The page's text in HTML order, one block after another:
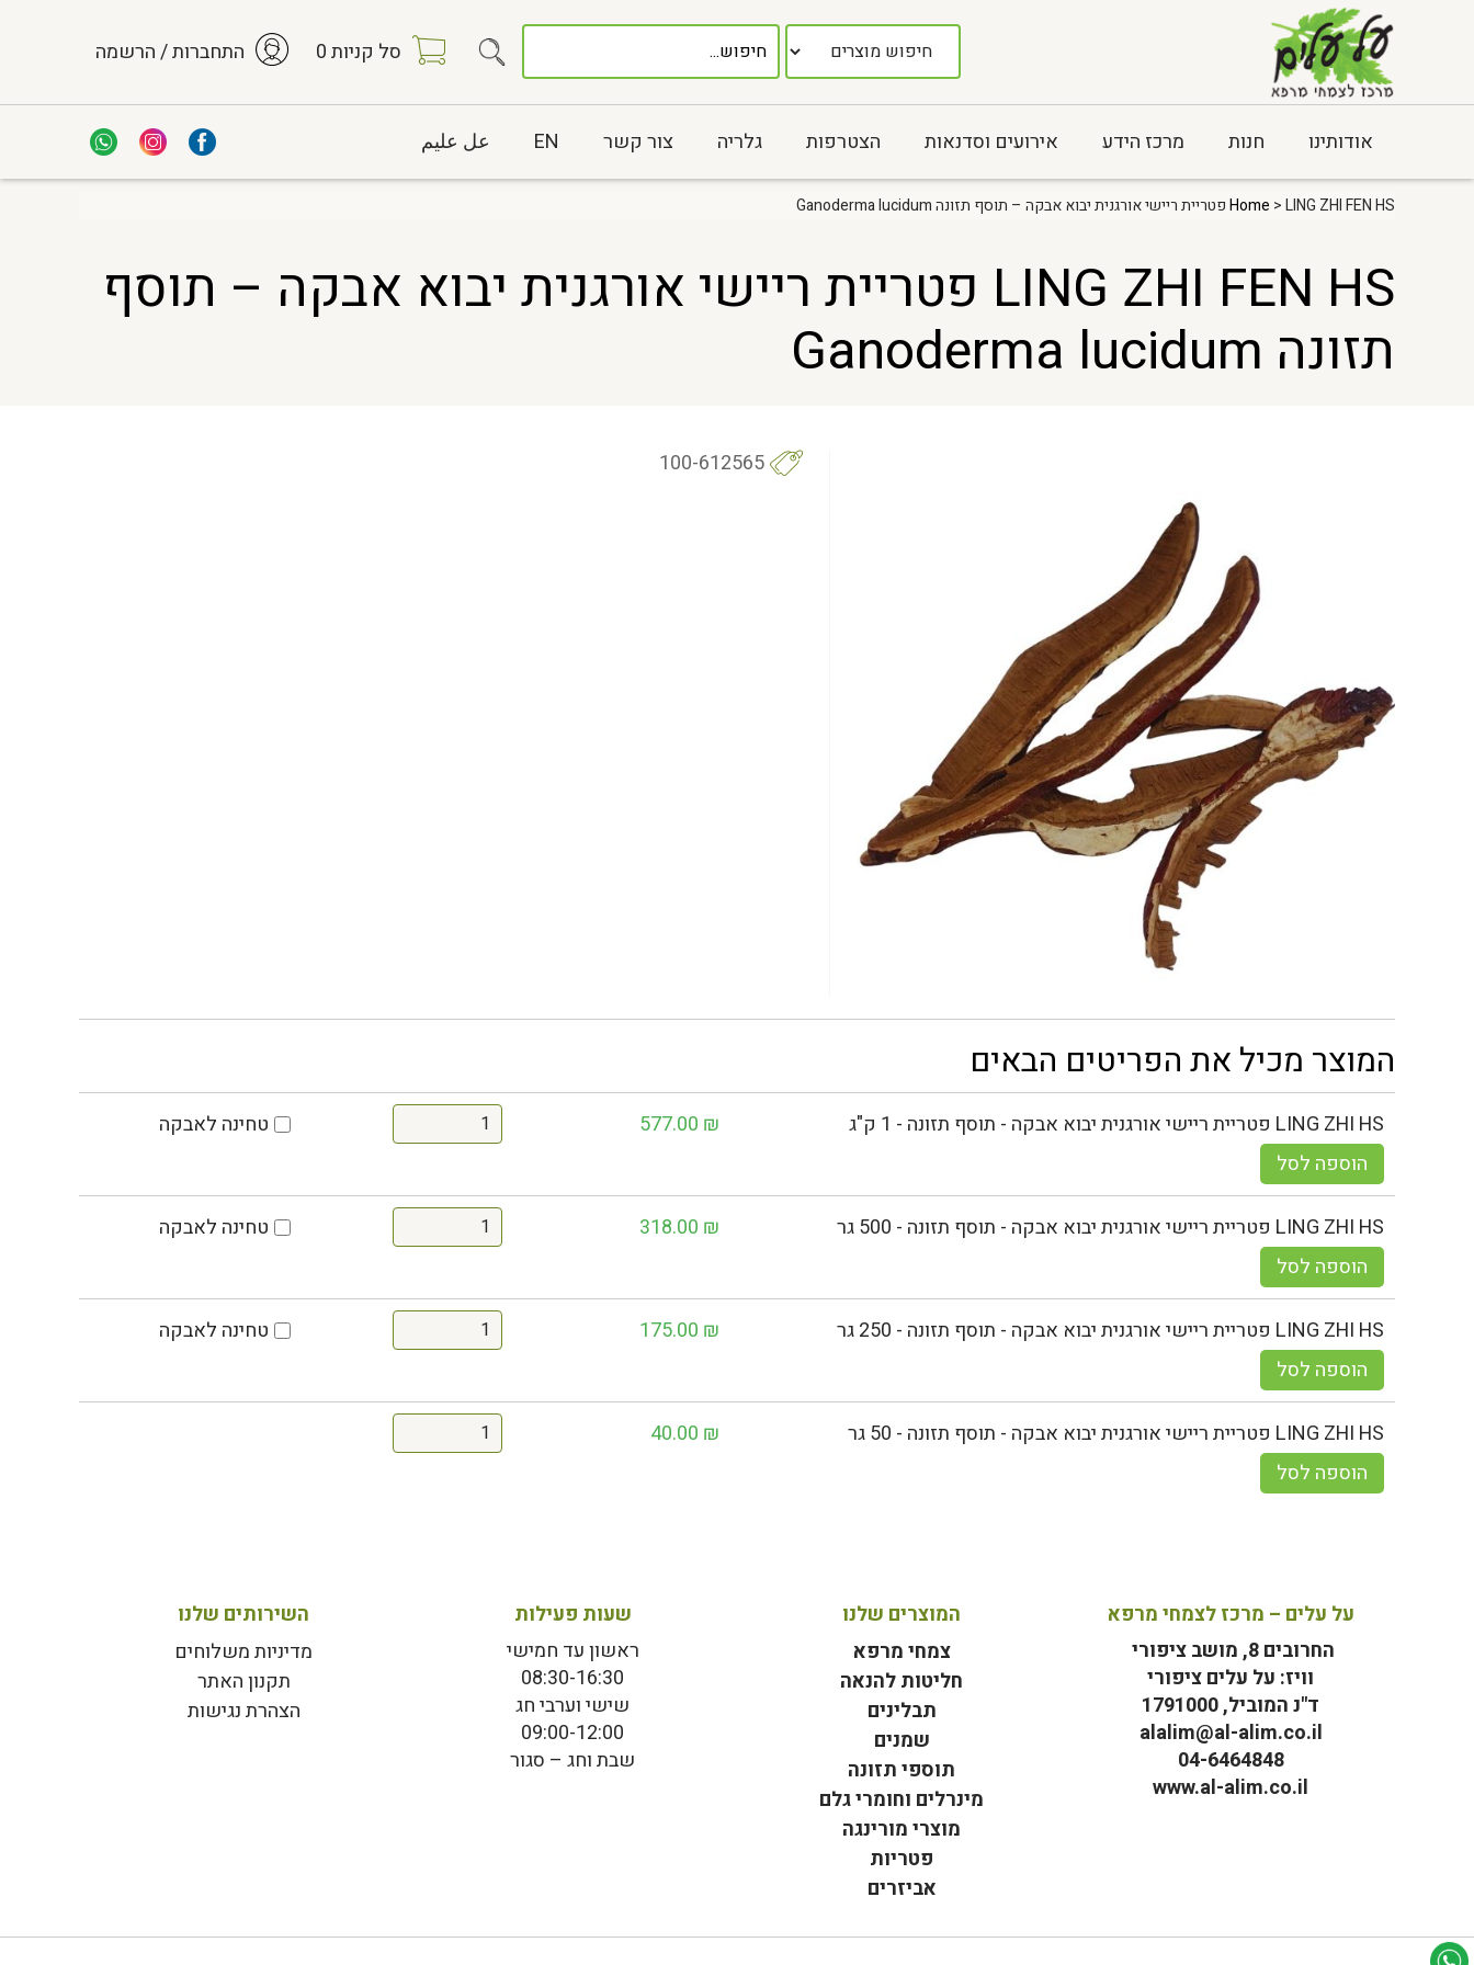
סל קניות0 התחברות / הרשמה
אודותינו חנות מרכז הידע אירועים וסדנאות הצטרפות גלריה צור קשר EN عل عليم
Home > LING ZHI FEN HS פטריית ריישי אורגנית יבוא אבקה – תוסף תזונה Ganoderma lucidum
LING ZHI FEN HS פטריית ריישי אורגנית יבוא אבקה – תוסף
תזונה Ganoderma lucidum
100-612565
המוצר מכיל את הפריטים הבאים
LING ZHI HS פטריית ריישי אורגנית יבוא אבקה - תוסף תזונה - 1 ק"ג 577.00 ₪
טחינה לאבקה
הוספה לסל
LING ZHI HS פטריית ריישי אורגנית יבוא אבקה - תוסף תזונה - 500 גר 318.00 ₪
טחינה לאבקה
הוספה לסל
LING ZHI HS פטריית ריישי אורגנית יבוא אבקה - תוסף תזונה - 250 גר 175.00 ₪
טחינה לאבקה
הוספה לסל
LING ZHI HS פטריית ריישי אורגנית יבוא אבקה - תוסף תזונה - 50 גר 40.00 ₪
הוספה לסל
על עלים – מרכז לצמחי מרפא
החרובים 8, מושב ציפורי
וויז: על עלים ציפורי
ד"נ המוביל, 1791000
alalim@al-alim.co.il
04-6464848
www.al-alim.co.il
המוצרים שלנו
צמחי מרפא
חליטות להנאה
תבלינים
שמנים
תוספי תזונה
מינרלים וחומרי גלם
מוצרי מורינגה
פטריות
אביזרים
שעות פעילות
ראשון עד חמישי
08:30-16:30
שישי וערבי חג
09:00-12:00
שבת וחג – סגור
השירותים שלנו
מדיניות משלוחים
תקנון האתר
הצהרת נגישות